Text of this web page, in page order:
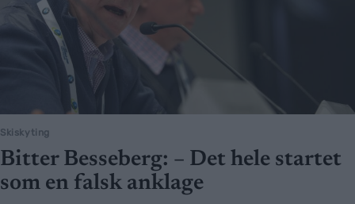
Skiskyting
Bitter Besseberg: – Det hele startet
som en falsk anklage